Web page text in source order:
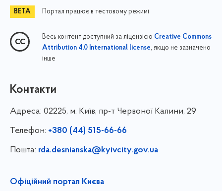
Портал працює в тестовому режимі
Весь контент доступний за ліцензією Creative Commons
Attribution 4.0 International license, якщо не зазначено
інше
Контакти
Адреса: 02225, м. Київ, пр-т Червоної Калини, 29
Телефон: +380 (44) 515-66-66
Пошта: rda.desnianska@kyivcity.gov.ua
Офіційний портал Києва